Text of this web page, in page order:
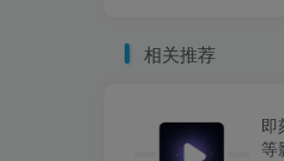
相关推荐
即
等